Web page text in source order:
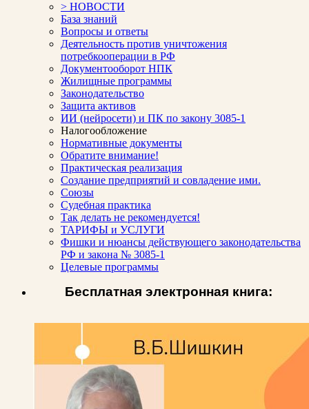
> НОВОСТИ
База знаний
Вопросы и ответы
Деятельность против уничтожения
потребкооперации в РФ
Документооборот НПК
Жилищные программы
Законодательство
Защита активов
ИИ (нейросети) и ПК по закону 3085-1
Налогообложение
Нормативные документы
Обратите внимание!
Практическая реализация
Создание предприятий и совладение ими.
Союзы
Судебная практика
Так делать не рекомендуется!
ТАРИФЫ и УСЛУГИ
Фишки и нюансы действующего законодательства
РФ и закона № 3085-1
Целевые программы
Бесплатная электронная книга: